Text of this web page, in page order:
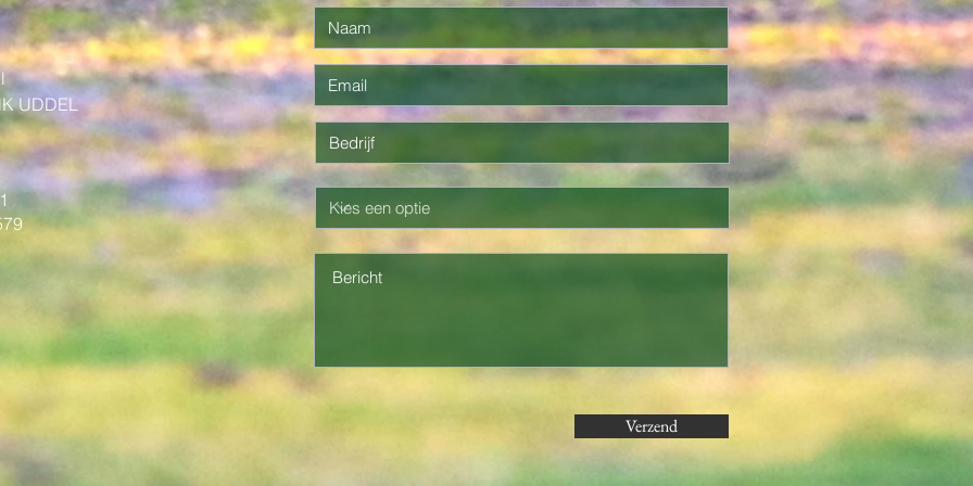
aan één van de activiteiten uit het dagprogramma kan alléén met toestemming van je
Je kan deze toestemming opnemen in het opmerkingenveld op het aanmeldformulier.
UDDEL
Verzend